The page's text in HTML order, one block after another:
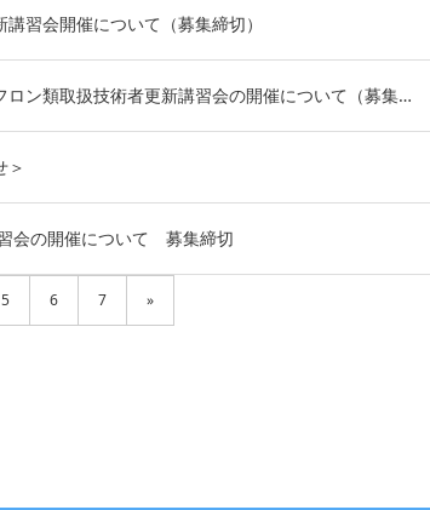
習会開催について（募集締切）
ロン類取扱技術者更新講習会の開催について（募集…
＞
会の開催について 募集締切
5 6 7 »